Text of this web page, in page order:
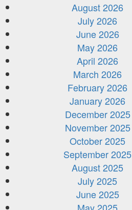
August 2026
July 2026
June 2026
May 2026
April 2026
March 2026
February 2026
January 2026
December 2025
November 2025
October 2025
September 2025
August 2025
July 2025
June 2025